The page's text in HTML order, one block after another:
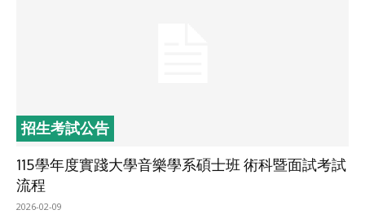
招生考試公告
115學年度實踐大學音樂學系碩士班 術科暨面試考試
流程
2026-02-09